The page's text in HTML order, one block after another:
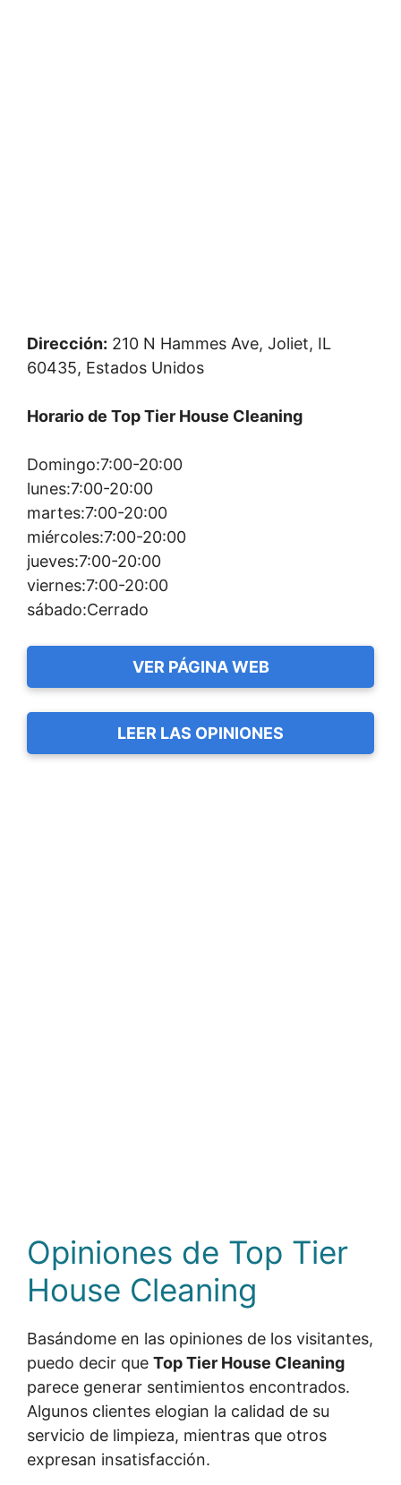
Dirección: 210 N Hammes Ave, Joliet, IL
60435, Estados Unidos
Horario de Top Tier House Cleaning
Domingo:7:00-20:00
lunes:7:00-20:00
martes:7:00-20:00
miércoles:7:00-20:00
jueves:7:00-20:00
viernes:7:00-20:00
sábado:Cerrado
VER PÁGINA WEB
LEER LAS OPINIONES
Opiniones de Top Tier
House Cleaning
Basándome en las opiniones de los visitantes,
puedo decir que Top Tier House Cleaning
parece generar sentimientos encontrados.
Algunos clientes elogian la calidad de su
servicio de limpieza, mientras que otros
expresan insatisfacción.